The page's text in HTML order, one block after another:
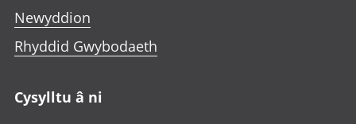
Newyddion
Rhyddid Gwybodaeth
Cysylltu â ni